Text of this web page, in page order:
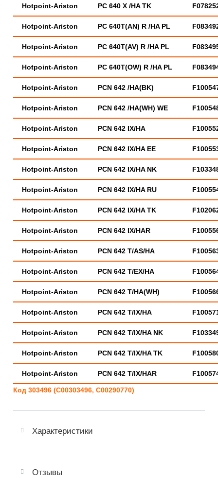
Hotpoint-Ariston PC 640 X /HA TK
Hotpoint-Ariston PC 640T(AN) R /HA PL
Hotpoint-Ariston PC 640T(AV) R /HA PL
Hotpoint-Ariston PC 640T(OW) R /HA PL
Hotpoint-Ariston PCN 642 /HA(BK)
Hotpoint-Ariston PCN 642 /HA(WH) WE
Hotpoint-Ariston PCN 642 IX/HA
Hotpoint-Ariston PCN 642 IX/HA EE
Hotpoint-Ariston PCN 642 IX/HA NK
Hotpoint-Ariston PCN 642 IX/HA RU
Hotpoint-Ariston PCN 642 IX/HA TK
Hotpoint-Ariston PCN 642 IX/HAR
Hotpoint-Ariston PCN 642 T/AS/HA
Hotpoint-Ariston PCN 642 T/EX/HA
Hotpoint-Ariston PCN 642 T/HA(WH)
Hotpoint-Ariston PCN 642 T/IX/HA
Hotpoint-Ariston PCN 642 T/IX/HA NK
Hotpoint-Ariston PCN 642 T/IX/HA TK
Hotpoint-Ariston PCN 642 T/IX/HAR
Код 303496 (C00303496, C00290770)
Характеристики
Отзывы